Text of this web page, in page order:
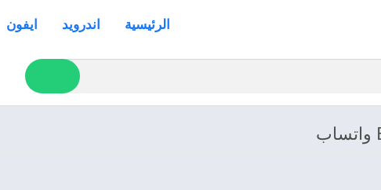
الرئيسية اندرويد ايفون